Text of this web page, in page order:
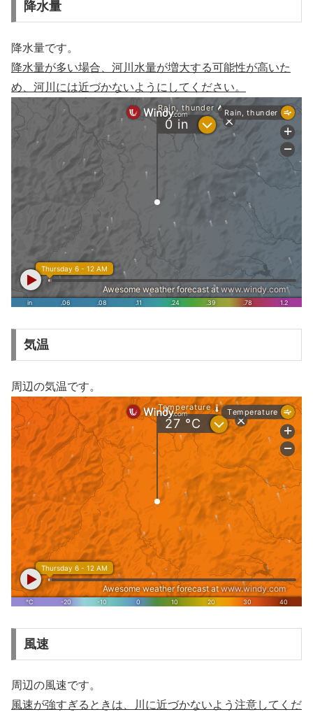
降水量
降水量です。
降水量が多い場合、河川水量が増大する可能性が高いた
め、河川には近づかないようにしてください。
気温
周辺の気温です。
風速
周辺の風速です。
風速が強すぎるときは、川に近づかないよう注意してくだ